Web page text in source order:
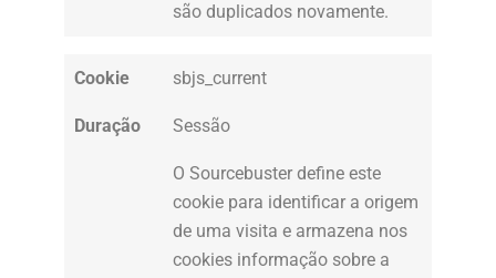
são duplicados novamente.
Cookie sbjs_current
Duração Sessão
O Sourcebuster define este
cookie para identificar a origem
de uma visita e armazena nos
cookies informação sobre a